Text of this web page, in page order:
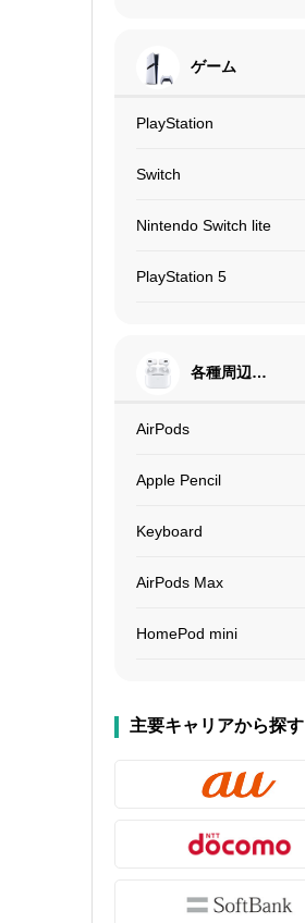
ゲーム
PlayStation
Switch
Nintendo Switch lite
PlayStation 5
各種周辺機
AirPods
Apple Pencil
Keyboard
AirPods Max
HomePod mini
主要キャリアから探す